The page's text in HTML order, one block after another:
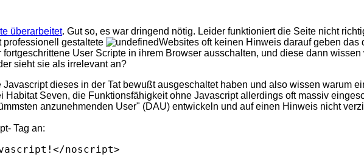
überarbeitet. Gut so, es war dringend nötig. Leider funktioniert die Seite nicht
professionell gestaltete
Websites oft keinen Hinweis darauf geben
User Scripte in ihrem Browser ausschalten, und diese dann
sieht sie als irrelevant an?
dieses in der Tat bewußt ausgeschaltet haben und also wissen warum
Seven, die Funktionsfähigkeit ohne Javascript allerdings oft massiv
anzunehmenden User" (DAU) entwickeln und auf einen Hinweis nicht
Tag an:
noscript>